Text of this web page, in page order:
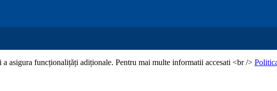
asigura funcționalițăți adiționale. Pentru mai multe informatii accesati <br />